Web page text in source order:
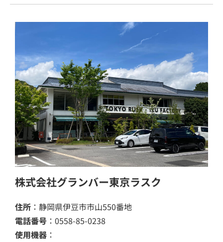
株式会社グランバー東京ラスク
住所 ：静岡県伊豆市市山550番地
電話番号 ： 0558-85-0238
使用機器 ：